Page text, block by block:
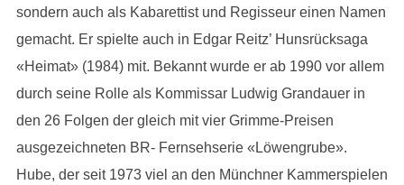
sondern auch als Kabarettist und Regisseur einen Namen
gemacht. Er spielte auch in Edgar Reitz’ Hunsrücksaga
«Heimat» (1984) mit. Bekannt wurde er ab 1990 vor allem
durch seine Rolle als Kommissar Ludwig Grandauer in
den 26 Folgen der gleich mit vier Grimme-Preisen
ausgezeichneten BR- Fernsehserie «Löwengrube».
Hube, der seit 1973 viel an den Münchner Kammerspielen